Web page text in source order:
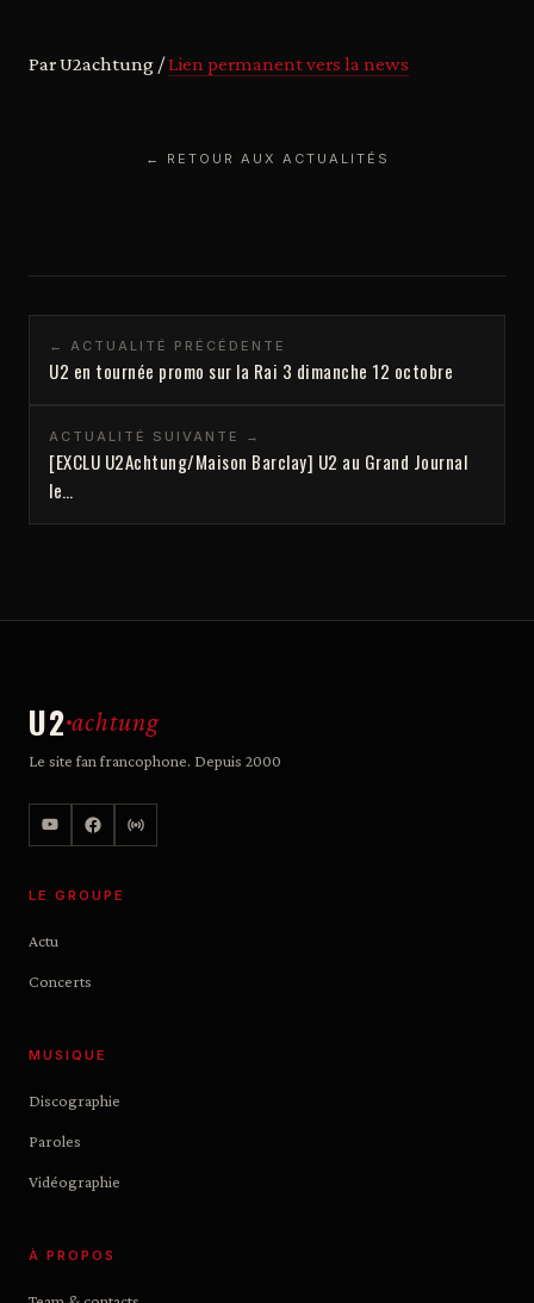
Par U2achtung /Lien permanent vers la news
← RETOUR AUX ACTUALITÉS
← ACTUALITÉ PRÉCÉDENTE
U2 en tournée promo sur la Rai 3 dimanche 12 octobre
ACTUALITÉ SUIVANTE →
[EXCLU U2Achtung/Maison Barclay] U2 au Grand Journal
le…
U2 achtung
Le site fan francophone. Depuis 2000
LE GROUPE
Actu
Concerts
MUSIQUE
Discographie
Paroles
Vidéographie
À PROPOS